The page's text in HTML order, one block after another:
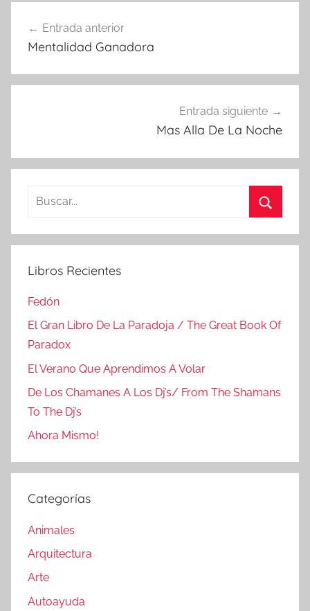
de
Entrada anterior
Mentalidad Ganadora
Entrada siguiente
Mas Alla De La Noche
Buscar:
Libros Recientes
Fedón
El Gran Libro De La Paradoja / The Great Book Of
Paradox
El Verano Que Aprendimos A Volar
De Los Chamanes A Los Dj’s/ From The Shamans
To The Dj’s
Ahora Mismo!
Categorías
Animales
Arquitectura
Arte
Autoayuda